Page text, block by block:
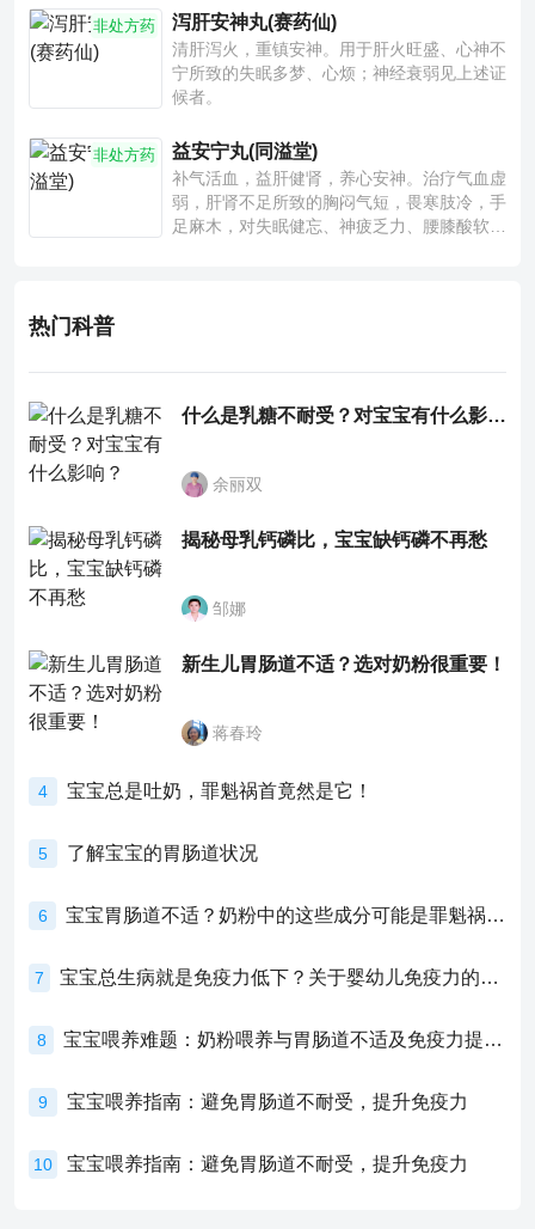
非处方药 泻肝安神丸(赛药仙)
清肝泻火，重镇安神。用于肝火旺盛、心神不
宁所致的失眠多梦、心烦；神经衰弱见上述证
候者。
非处方药 益安宁丸(同溢堂)
补气活血，益肝健肾，养心安神。治疗气血虚
弱，肝肾不足所致的胸闷气短，畏寒肢冷，手
足麻木，对失眠健忘、神疲乏力、腰膝酸软也
热门科普
什么是乳糖不耐受？对宝宝有什么影响？
余丽双
揭秘母乳钙磷比，宝宝缺钙磷不再愁
邹娜
新生儿胃肠道不适？选对奶粉很重要！
蒋春玲
4 宝宝总是吐奶，罪魁祸首竟然是它！
5 了解宝宝的胃肠道状况
6 宝宝胃肠道不适？奶粉中的这些成分可能是罪魁祸首！
7 宝宝总生病就是免疫力低下？关于婴幼儿免疫力的真相，家长必须了解！
8 宝宝喂养难题：奶粉喂养与胃肠道不适及免疫力提升的奥秘
9 宝宝喂养指南：避免胃肠道不耐受，提升免疫力
10 宝宝喂养指南：避免胃肠道不耐受，提升免疫力